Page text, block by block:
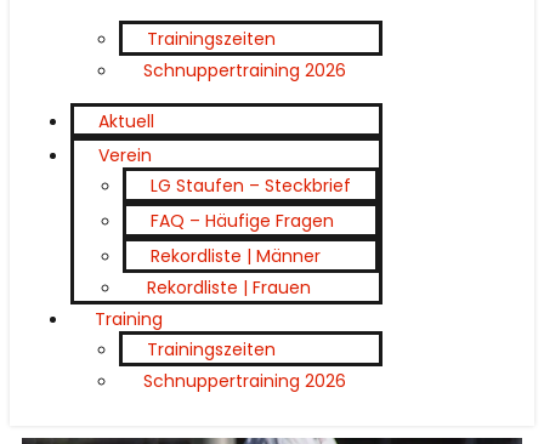
Trainingszeiten
Schnuppertraining 2026
Aktuell
Verein
LG Staufen – Steckbrief
FAQ – Häufige Fragen
Rekordliste | Männer
Rekordliste | Frauen
Training
Trainingszeiten
Schnuppertraining 2026